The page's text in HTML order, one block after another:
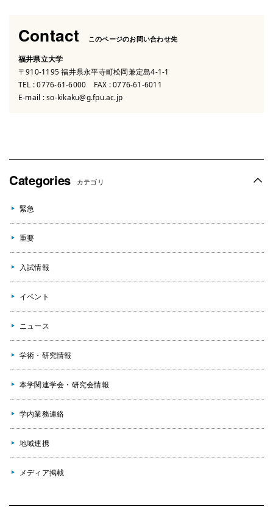
Contact このページのお問い合わせ先
福井県立大学
〒910-1195 福井県永平寺町松岡兼定島4-1-1
TEL :0776-61-6000 FAX : 0776-61-6011
E-mail :so-kikaku@g.fpu.ac.jp
Categories カテゴリ
緊急
重要
入試情報
イベント
ニュース
学術・研究情報
本学関連学会・研究会情報
学内業務連絡
地域連携
メディア掲載